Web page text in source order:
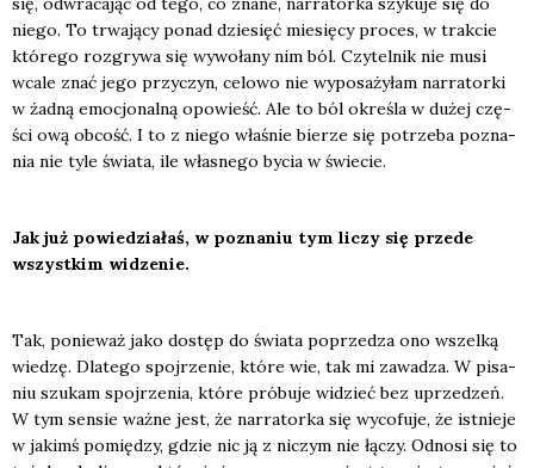
nie­go. To trwa­ją­cy ponad dzie­sięć mie­się­cy pro­ces, w trak­cie
któ­re­go roz­gry­wa się wywo­ła­ny nim ból. Czy­tel­nik nie musi
wca­le znać jego przy­czyn, celo­wo nie wypo­sa­ży­łam nar­ra­tor­ki
w żad­ną emo­cjo­nal­ną opo­wieść. Ale to ból okre­śla w dużej czę­
ści ową obcość. I to z nie­go wła­śnie bie­rze się potrze­ba pozna­
nia nie tyle świa­ta, ile wła­sne­go bycia w świe­cie.
Jak już powie­dzia­łaś, w pozna­niu tym liczy się przede
wszyst­kim widze­nie.
Tak, ponie­waż jako dostęp do świa­ta poprze­dza ono wszel­ką
wie­dzę. Dla­te­go spoj­rze­nie, któ­re wie, tak mi zawa­dza. W pisa­
niu szu­kam spoj­rze­nia, któ­re pró­bu­je widzieć bez uprze­dzeń.
W tym sen­sie waż­ne jest, że nar­ra­tor­ka się wyco­fu­je, że ist­nie­je
w jakimś pomię­dzy, gdzie nic ją z niczym nie łączy. Odno­si się to